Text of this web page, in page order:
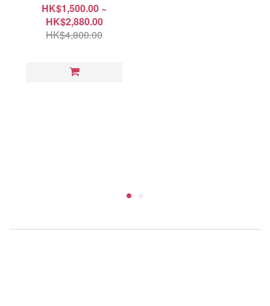
HK$1,500.00 ~
HK$2,880.00
HK$4,800.00